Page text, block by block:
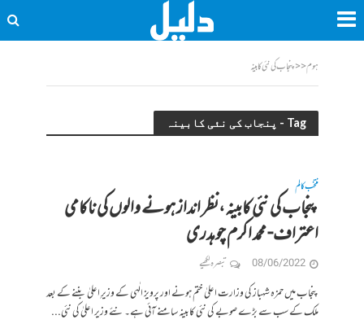
ہوم<<پنجاب کی نئی کابینہ
Tag - پنجاب کی نئی کابینہ
منتخب کالم
پنجاب کی نئی کابینہ،نظر انداز ہونے والوں کی ناکامی
اعتراف- محمد اکرم چوہدری
08/06/2022 تبصرہ لکھیے
پنجاب میں حمزہ شہباز کی وزارت اعلیٰ ختم ہونے اور پرویز الٰہی کے وزیرِ اعلیٰ بننے کے بعد
ملک کے سب سے بڑے صوبے کی نئی کابینہ سامنے آئی ہے۔ نئے وزیر اعلیٰ کی نئی...